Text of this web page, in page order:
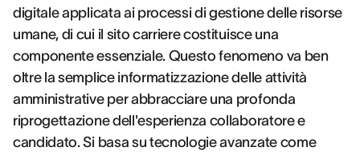
digitale applicata ai processi di gestione delle risorse
umane, di cui il sito carriere costituisce una
componente essenziale. Questo fenomeno va ben
oltre la semplice informatizzazione delle attività
amministrative per abbracciare una profonda
riprogettazione dell'esperienza collaboratore e
candidato. Si basa su tecnologie avanzate come